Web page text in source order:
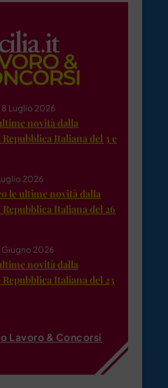
Luglio 2026
novità dalla
Italiana del 3 e
2026
le ultime novità dalla
Italiana del 26
Giugno 2026
novità dalla
Italiana del 23
Lavoro & Concorsi